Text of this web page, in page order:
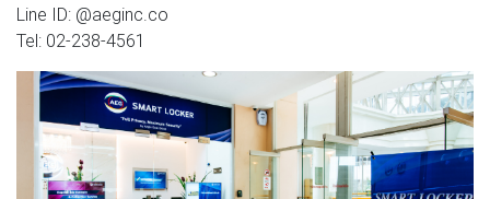
Line ID: @aeginc.co
Tel: 02-238-4561